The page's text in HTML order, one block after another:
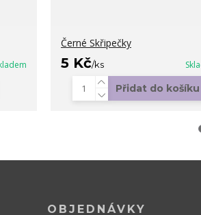
Černé Skřipečky
5 Kč/ks
Přidat do košíku
OBJEDNÁVKY